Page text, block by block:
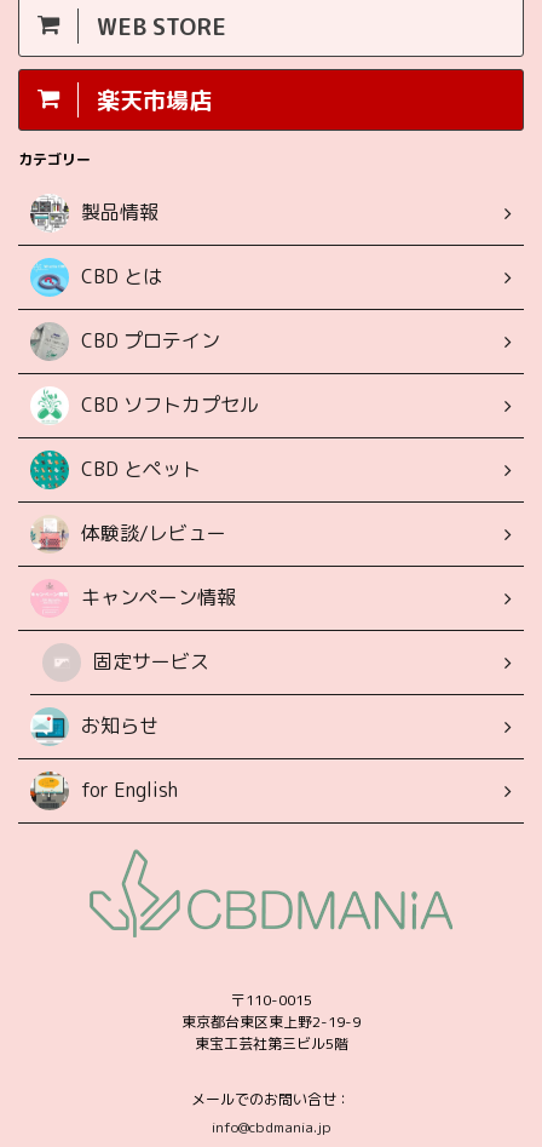
WEB STORE
楽天市場店
カテゴリー
製品情報
CBD とは
CBD プロテイン
CBD ソフトカプセル
CBD とペット
体験談/レビュー
キャンペーン情報
固定サービス
お知らせ
for English
〒110-0015
東京都台東区東上野2-19-9
東宝工芸社第三ビル5階
メールでのお問い合せ：
info@cbdmania.jp